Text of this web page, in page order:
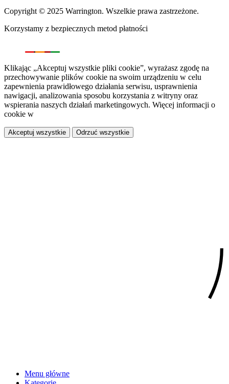
Copyright © 2025 Warrington. Wszelkie prawa zastrzeżone.
Korzystamy z bezpiecznych metod płatności
Klikając „Akceptuj wszystkie pliki cookie”, wyrażasz zgodę na
przechowywanie plików cookie na swoim urządzeniu w celu
zapewnienia prawidłowego działania serwisu, usprawnienia
nawigacji, analizowania sposobu korzystania z witryny oraz
wspierania naszych działań marketingowych. Więcej informacji o
cookie w
Akceptuj wszystkie Odrzuć wszystkie
Menu główne